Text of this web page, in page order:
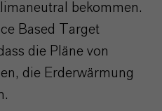
bekommen.
Based Target
die Pläne von
die Erderwärmung